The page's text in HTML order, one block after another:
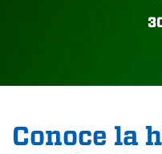
Conoce la